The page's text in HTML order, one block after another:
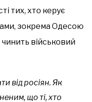
тих, хто керує
зокрема Одесою
чинить військовий
від росіян. Як
що ті, хто